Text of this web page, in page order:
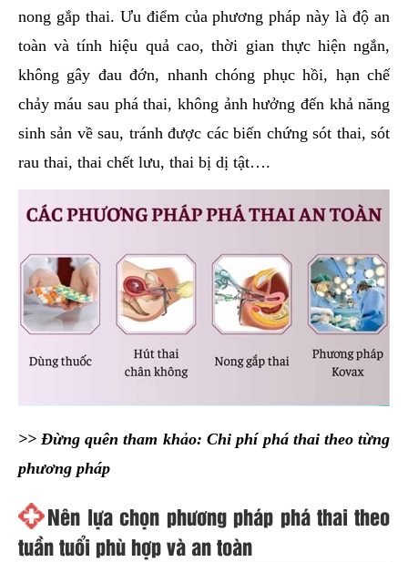
nong gắp thai. Ưu điểm của phương pháp này là độ an
toàn và tính hiệu quả cao, thời gian thực hiện ngắn,
không gây đau đớn, nhanh chóng phục hồi, hạn chế
chảy máu sau phá thai, không ảnh hưởng đến khả năng
sinh sản về sau, tránh được các biến chứng sót thai, sót
rau thai, thai chết lưu, thai bị dị tật….
>> Đừng quên tham khảo: Chi phí phá thai theo từng
phương pháp
Nên lựa chọn phương pháp phá thai theo
tuần tuổi phù hợp và an toàn